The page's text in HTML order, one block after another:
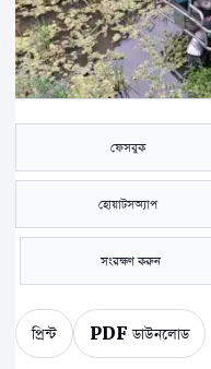
ফেসবুক
হোয়াটসঅ্যাপ
সংরক্ষণ করুন
প্রিন্ট PDF ডাউনলোড